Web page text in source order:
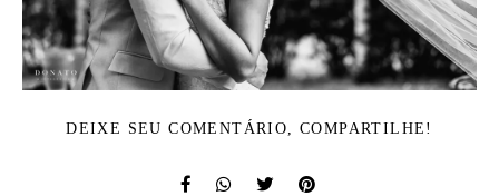
DEIXE SEU COMENTÁRIO, COMPARTILHE!